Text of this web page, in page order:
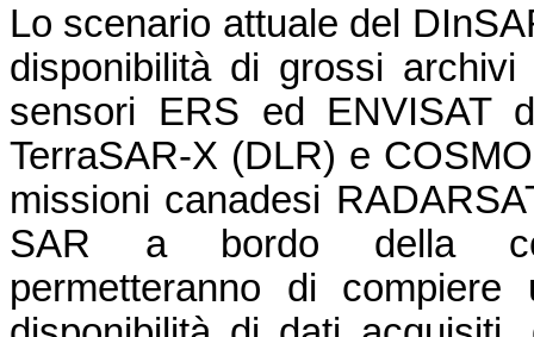
Lo scenario attuale del
disponibilità di grossi
sensori ERS ed ENVISAT
TerraSAR-X (DLR) e
missioni canadesi
SAR a bordo della
permetteranno di